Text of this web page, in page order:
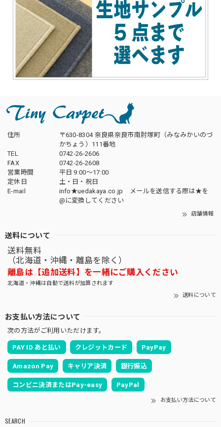
住所
〒630-8304 奈良県奈良市南肘塚町（みなみかいのづ
かちょう）111番地
TEL
0742-26-2606
FAX
0742-26-2608
営業時間
平日 9:00～17:00
定休日
土・日・祝日
E-mail
info★uedakaya.co.jp メールを送信する際は★を
@に変換してください
店舗情報
送料について
送料無料
（北海道・沖縄・離島を除く）
離島は【追加送料】を一緒にご購入ください
北海道・沖縄は自動で送料が加算されます
送料について
お支払い方法について
次の方法がご利用いただけます。
PAY ID あと払い クレジットカード PayPay
Amazon Pay キャリア決済 銀行振込
コンビニ決済またはPay-easy PayPal
お支払い方法について
SEARCH